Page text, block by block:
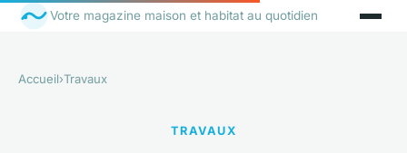
Votre magazine maison et habitat au quotidien
Accueil›Travaux
TRAVAUX